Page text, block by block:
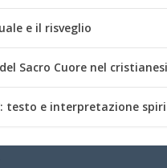
e il risveglio
Sacro Cuore nel
testo e interpretazione